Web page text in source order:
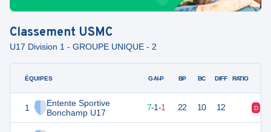
Classement USMC
U17 Division 1 - GROUPE UNIQUE - 2
ÉQUIPES
1
Entente Sportive
Bonchamp U17
G-N-P BP BC DIFF RATIO
22 7-1-1 22 10 12 D